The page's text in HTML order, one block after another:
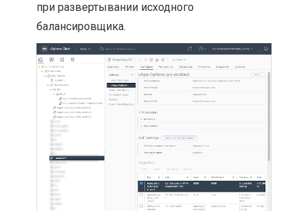
при развертывании исходного
балансировщика.